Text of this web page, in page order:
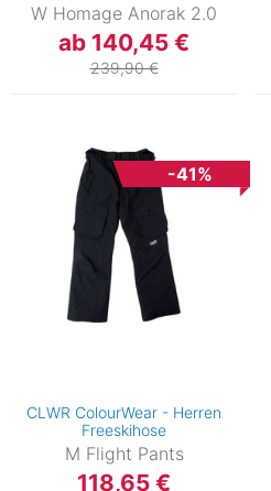
W Homage Anorak 2.0
ab 140,45 €
239,90 €
-41%
CLWR ColourWear - Herren
Freeskihose
M Flight Pants
118,65 €